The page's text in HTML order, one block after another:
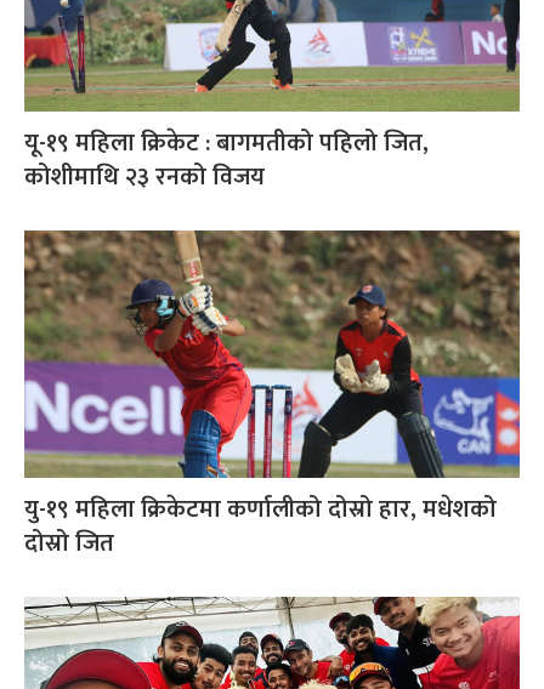
यू-१९ महिला क्रिकेट : बागमतीको पहिलो जित,
कोशीमाथि २३ रनको विजय
यु-१९ महिला क्रिकेटमा कर्णालीको दोस्रो हार, मधेशको
दोस्रो जित